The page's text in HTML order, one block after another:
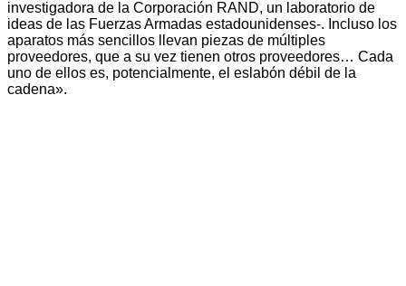
investigadora de la Corporación RAND, un laboratorio de
ideas de las Fuerzas Armadas estadounidenses-. Incluso los
aparatos más sencillos llevan piezas de múltiples
proveedores, que a su vez tienen otros proveedores… Cada
uno de ellos es, potencialmente, el eslabón débil de la
cadena».